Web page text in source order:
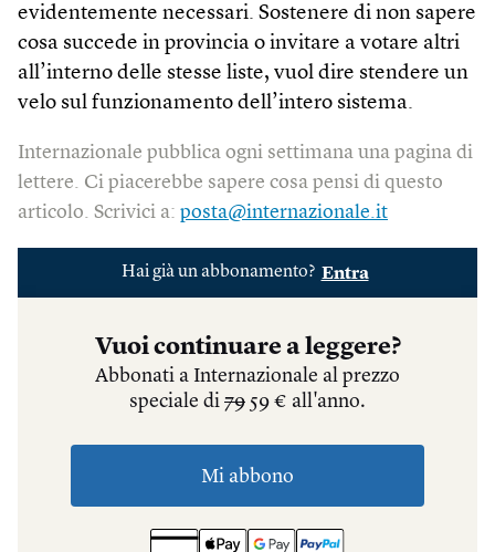
evidentemente necessari. Sostenere di non sapere
cosa succede in provincia o invitare a votare altri
all’interno delle stesse liste, vuol dire stendere un
velo sul funzionamento dell’intero sistema.
Internazionale pubblica ogni settimana una pagina di
lettere. Ci piacerebbe sapere cosa pensi di questo
articolo. Scrivici a: posta@internazionale.it